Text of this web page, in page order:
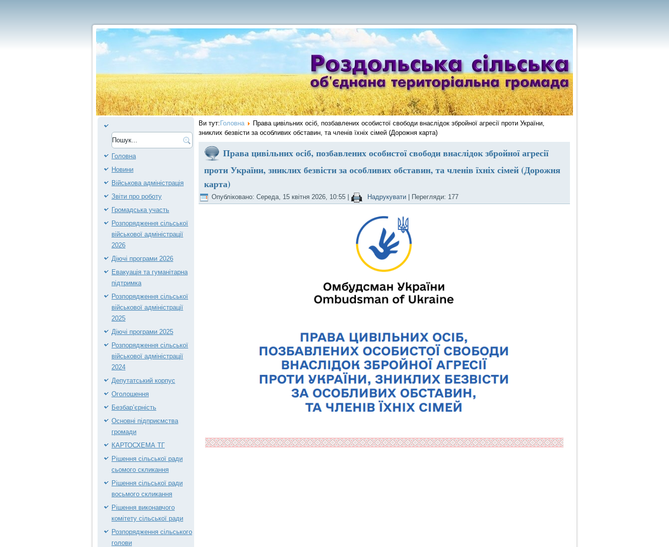
Головна
Новини
Військова адміністрація
Звіти про роботу
Громадська участь
Розпорядження сільської
військової адміністрації
2026
Діючі програми 2026
Евакуація та гуманітарна
підтримка
Розпорядження сільської
військової адміністрації
2025
Діючі програми 2025
Розпорядження сільської
військової адміністрації
2024
Депутатський корпус
Оголошення
Безбар’єрність
Основні підприємства
громади
КАРТОСХЕМА ТГ
Рішення сільської ради
сьомого скликання
Рішення сільської ради
восьмого скликання
Рішення виконавчого
комітету сільської ради
Розпорядження сільського
голови
Ви тут: Головна
Права цивільних осіб, позбавлених особистої свободи внаслідок збройної агресії проти України,
зниклих безвісти за особливих обставин, та членів їхніх сімей (Дорожня карта)
Права цивільних осіб, позбавлених особистої свободи внаслідок збройної агресії
проти України, зниклих безвісти за особливих обставин, та членів їхніх сімей (Дорожня
карта)
Опубліковано: Середа, 15 квітня 2026, 10:55 Надрукувати | Перегляди: 177